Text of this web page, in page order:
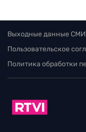
Выходные данные СМИ
Пользовательское
Политика обработки